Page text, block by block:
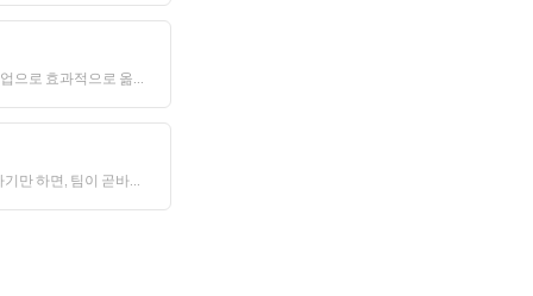
으로 효과적으로 옮기
만 하면, 팀이 곧바로